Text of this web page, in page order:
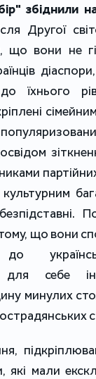
збіднили
Другої
що вони не
їхнього
що вони
до
для себе
минулих
мали